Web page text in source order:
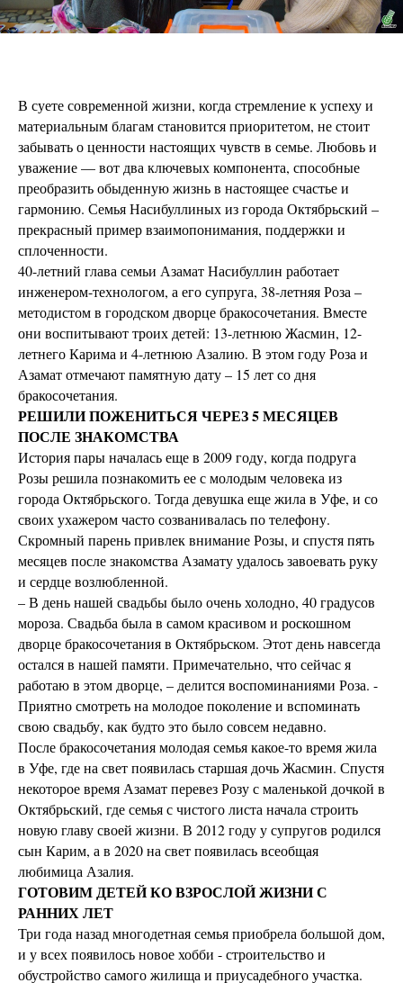
В суете современной жизни, когда стремление к успеху и
материальным благам становится приоритетом, не стоит
забывать о ценности настоящих чувств в семье. Любовь и
уважение — вот два ключевых компонента, способные
преобразить обыденную жизнь в настоящее счастье и
гармонию. Семья Насибуллиных из города Октябрьский –
прекрасный пример взаимопонимания, поддержки и
сплоченности.
40-летний глава семьи Азамат Насибуллин работает
инженером-технологом, а его супруга, 38-летняя Роза –
методистом в городском дворце бракосочетания. Вместе
они воспитывают троих детей: 13-летнюю Жасмин, 12-
летнего Карима и 4-летнюю Азалию. В этом году Роза и
Азамат отмечают памятную дату – 15 лет со дня
бракосочетания.
РЕШИЛИ ПОЖЕНИТЬСЯ ЧЕРЕЗ 5 МЕСЯЦЕВ
ПОСЛЕ ЗНАКОМСТВА
История пары началась еще в 2009 году, когда подруга
Розы решила познакомить ее с молодым человека из
города Октябрьского. Тогда девушка еще жила в Уфе, и со
своих ухажером часто созванивалась по телефону.
Скромный парень привлек внимание Розы, и спустя пять
месяцев после знакомства Азамату удалось завоевать руку
и сердце возлюбленной.
– В день нашей свадьбы было очень холодно, 40 градусов
мороза. Свадьба была в самом красивом и роскошном
дворце бракосочетания в Октябрьском. Этот день навсегда
остался в нашей памяти. Примечательно, что сейчас я
работаю в этом дворце, – делится воспоминаниями Роза. -
Приятно смотреть на молодое поколение и вспоминать
свою свадьбу, как будто это было совсем недавно.
После бракосочетания молодая семья какое-то время жила
в Уфе, где на свет появилась старшая дочь Жасмин. Спустя
некоторое время Азамат перевез Розу с маленькой дочкой в
Октябрьский, где семья с чистого листа начала строить
новую главу своей жизни. В 2012 году у супругов родился
сын Карим, а в 2020 на свет появилась всеобщая
любимица Азалия.
ГОТОВИМ ДЕТЕЙ КО ВЗРОСЛОЙ ЖИЗНИ С
РАННИХ ЛЕТ
Три года назад многодетная семья приобрела большой дом,
и у всех появилось новое хобби - строительство и
обустройство самого жилища и приусадебного участка.